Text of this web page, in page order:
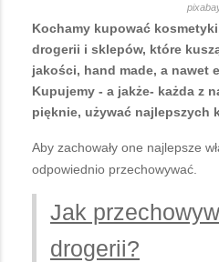
Kochamy kupować
drogerii i sklepów, które
jakości, hand made, a nawet
Kupujemy - a jakże- każda z
pięknie, używać najlepszych
Aby zachowały one najlepsze
odpowiednio przechowywać.
Jak
drogerii?